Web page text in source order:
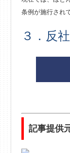
条例が施行され
３．反
記事提供